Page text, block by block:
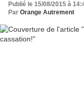
Publié le 15/08/2015 à
Par Orange Autrement